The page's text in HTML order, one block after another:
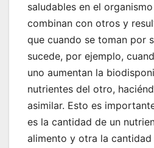
saludables en el
combinan con otros y
que cuando se toman por
sucede, por ejemplo,
uno aumentan la
nutrientes del otro,
asimilar. Esto es
es la cantidad de un
alimento y otra la